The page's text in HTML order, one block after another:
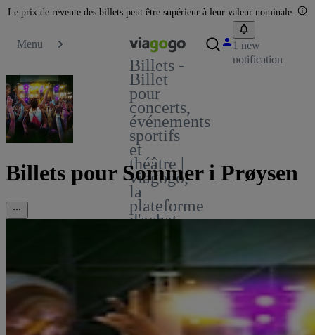
Le prix de revente des billets peut être supérieur à leur valeur nominale.
Menu
Billets -
Billet
pour
concerts,
événements
sportifs
et
théâtre |
viagogo,
la
plateforme
d'achat
billets
1 new
notification
Billets pour Sommer i Prøysen